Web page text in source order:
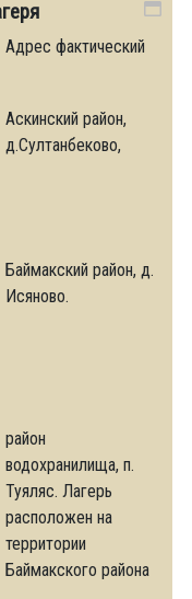
Адрес фактический
Аскинский район,
д.Султанбеково,
Баймакский район, д.
Исяново.
район
водохранилища, п.
Туяляс. Лагерь
расположен на
территории
Баймакского района